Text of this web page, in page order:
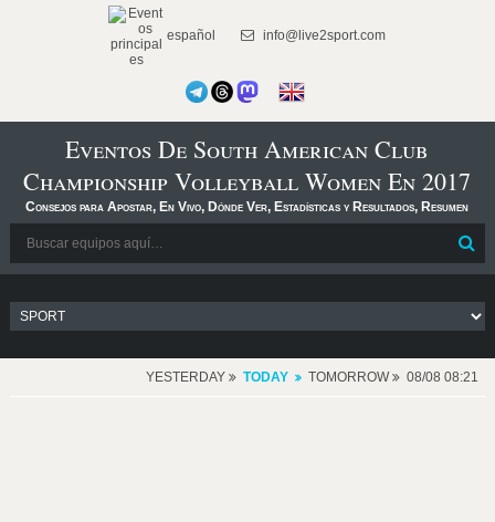
español info@live2sport.com
Eventos De South American Club
Championship Volleyball Women En 2017
Consejos para Apostar, En Vivo, Dónde Ver, Estadísticas y Resultados, Resumen
YESTERDAY TODAY TOMORROW 08/08 08:21